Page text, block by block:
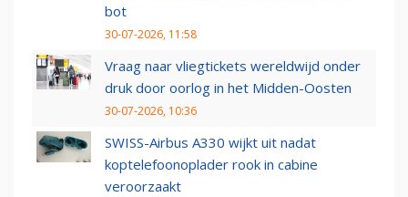
bot
30-07-2026, 11:58
Vraag naar vliegtickets wereldwijd onder
druk door oorlog in het Midden-Oosten
30-07-2026, 10:36
SWISS-Airbus A330 wijkt uit nadat
koptelefoonoplader rook in cabine
veroorzaakt